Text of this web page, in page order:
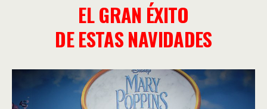
EL GRAN ÉXITO
DE ESTAS NAVIDADES